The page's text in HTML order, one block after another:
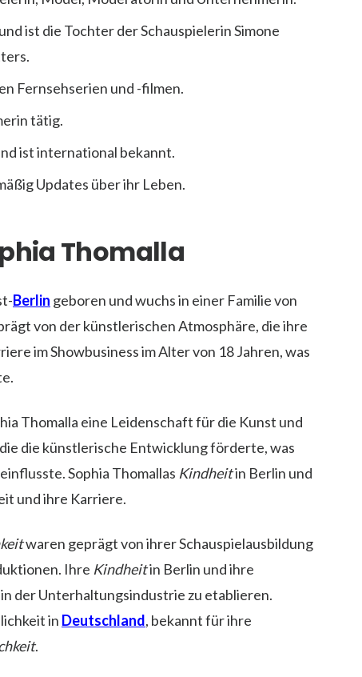
ist die Tochter der Schauspielerin Simone
Fernsehserien und -filmen.
tätig.
ist international bekannt.
Updates über ihr Leben.
Thomalla
Berlin geboren und wuchs in einer Familie von
von der künstlerischen Atmosphäre, die ihre
im Showbusiness im Alter von 18 Jahren, was
Thomalla eine Leidenschaft für die Kunst und
die künstlerische Entwicklung förderte, was
Sophia Thomallas Kindheitin Berlin und
und ihre Karriere.
waren geprägt von ihrer Schauspielausbildung
Ihre Kindheitin Berlin und ihre
der Unterhaltungsindustrie zu etablieren.
in Deutschland, bekannt für ihre
.